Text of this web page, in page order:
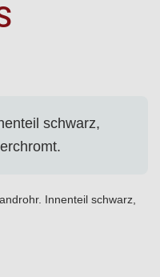
schwarz,
Innenteil schwarz,